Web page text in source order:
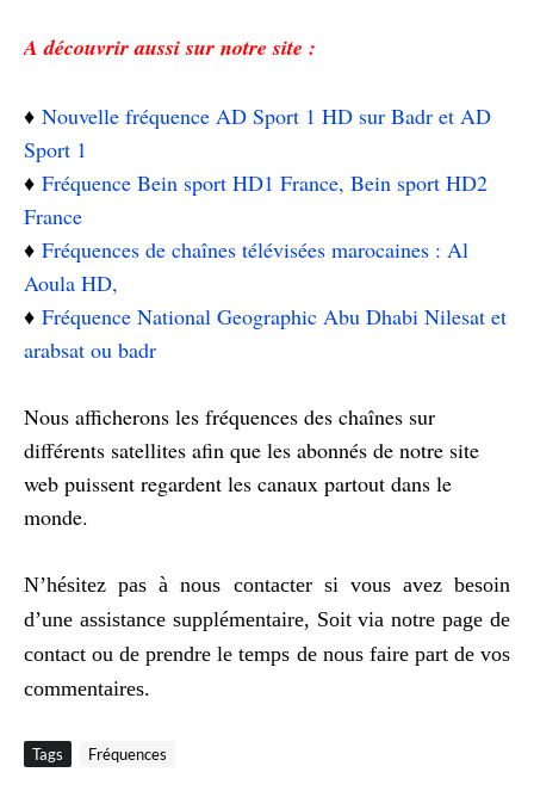
A découvrir aussi sur notre site :
♦️ Nouvelle fréquence AD Sport 1 HD sur Badr et AD
Sport 1
♦️ Fréquence Bein sport HD1 France, Bein sport HD2
France
♦️ Fréquences de chaînes télévisées marocaines : Al
Aoula HD,
♦️ Fréquence National Geographic Abu Dhabi Nilesat et
arabsat ou badr
Nous afficherons les fréquences des chaînes sur
différents satellites afin que les abonnés de notre site
web puissent regardent les canaux partout dans le
monde.
N’hésitez pas à nous contacter si vous avez besoin
d’une assistance supplémentaire, Soit via notre page de
contact ou de prendre le temps de nous faire part de vos
commentaires.
Tags Fréquences